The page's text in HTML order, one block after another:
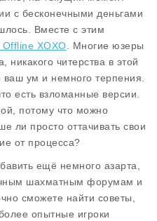
с бесконечными деньгами
Вместе с этим
XOXO . Многие юзеры
никакого читерства в этой
ум и немного терпения.
есть взломанные версии.
потому что можно
ли просто оттачивать свои
от процесса?
ещё немного азарта,
шахматным форумам и
сможете найти советы,
опытные игроки